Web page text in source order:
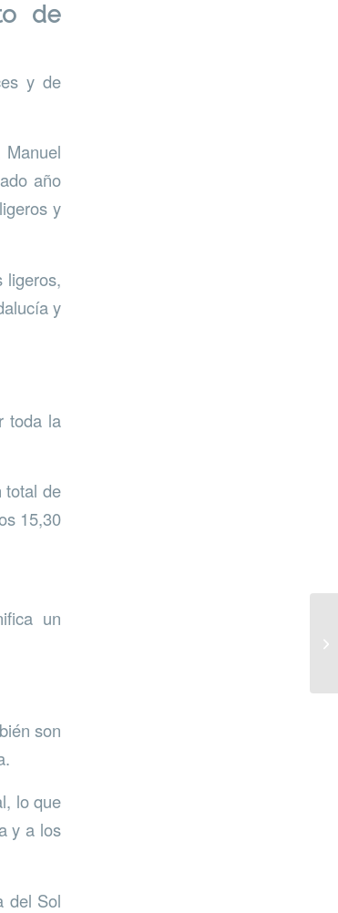
de
y de
Manuel
año
y
ligeros,
y
toda la
total de
15,30
un
son
lo que
y a los
del Sol